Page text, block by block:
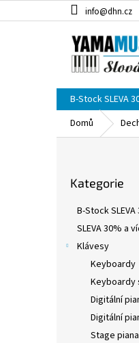
na
info@dhn.cz
B-Stock SLEVA
Domů
kategorie
Kategorie
B-Stock SLEVA
SLEVA 30% a
Klávesy
Keyboardy
Keyboardy
Digitální
Digitální
Stage piana